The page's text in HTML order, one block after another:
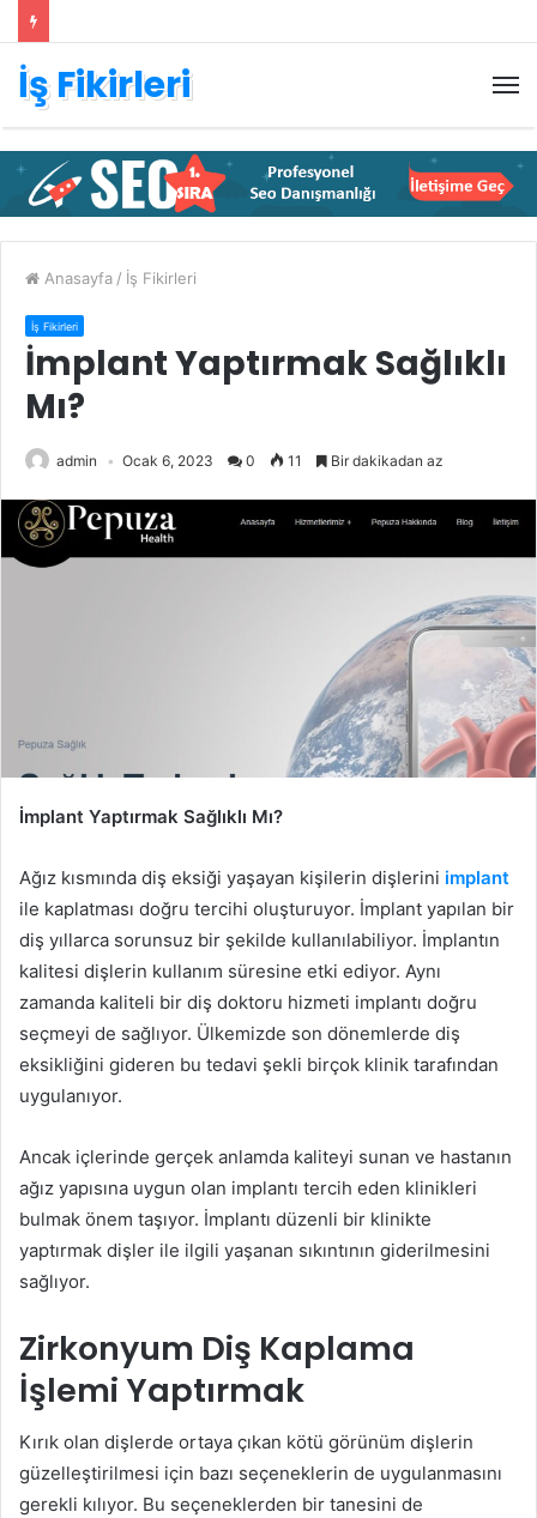
İş Fikirleri
Anasayfa / İş Fikirleri
İş Fikirleri
İmplant Yaptırmak Sağlıklı
Mı?
admin Ocak 6, 2023 0 11 Bir dakikadan az
İmplant Yaptırmak Sağlıklı Mı?
Ağız kısmında diş eksiği yaşayan kişilerin dişlerini implant
ile kaplatması doğru tercihi oluşturuyor. İmplant yapılan bir
diş yıllarca sorunsuz bir şekilde kullanılabiliyor. İmplantın
kalitesi dişlerin kullanım süresine etki ediyor. Aynı
zamanda kaliteli bir diş doktoru hizmeti implantı doğru
seçmeyi de sağlıyor. Ülkemizde son dönemlerde diş
eksikliğini gideren bu tedavi şekli birçok klinik tarafından
uygulanıyor.
Ancak içlerinde gerçek anlamda kaliteyi sunan ve hastanın
ağız yapısına uygun olan implantı tercih eden klinikleri
bulmak önem taşıyor. İmplantı düzenli bir klinikte
yaptırmak dişler ile ilgili yaşanan sıkıntının giderilmesini
sağlıyor.
Zirkonyum Diş Kaplama
İşlemi Yaptırmak
Kırık olan dişlerde ortaya çıkan kötü görünüm dişlerin
güzelleştirilmesi için bazı seçeneklerin de uygulanmasını
gerekli kılıyor. Bu seçeneklerden bir tanesini de